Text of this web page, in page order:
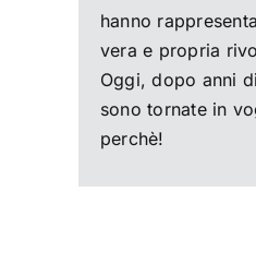
hanno
vera e propria
Oggi, dopo anni
sono tornate in
perchè!